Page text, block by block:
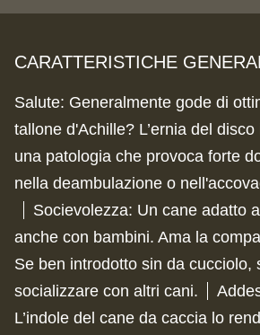
CARATTERISTICHE
Salute: Generalmente gode di
tallone d'Achille? L’ernia del
una patologia che provoca forte
nella deambulazione o
Socievolezza: Un cane adatto
anche con bambini. Ama la
Se ben introdotto sin da cucciolo,
socializzare con altri cani.
L’indole del cane da caccia lo